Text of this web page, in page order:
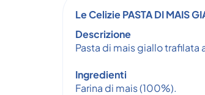
Le Celizie PASTA DI MAIS
Descrizione
Pasta di mais giallo trafilata
Ingredienti
Farina di mais (100%).